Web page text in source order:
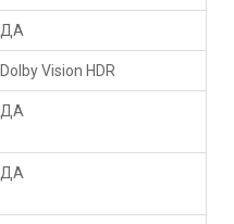
ДА
Dolby Vision HDR
ДА
ДА